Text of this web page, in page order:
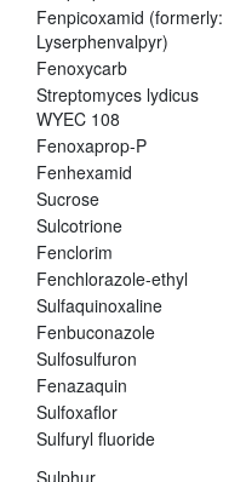
Fenpicoxamid (formerly:
Lyserphenvalpyr)
Fenoxycarb
Streptomyces lydicus
WYEC 108
Fenoxaprop-P
Fenhexamid
Sucrose
Sulcotrione
Fenclorim
Fenchlorazole-ethyl
Sulfaquinoxaline
Fenbuconazole
Sulfosulfuron
Fenazaquin
Sulfoxaflor
Sulfuryl fluoride